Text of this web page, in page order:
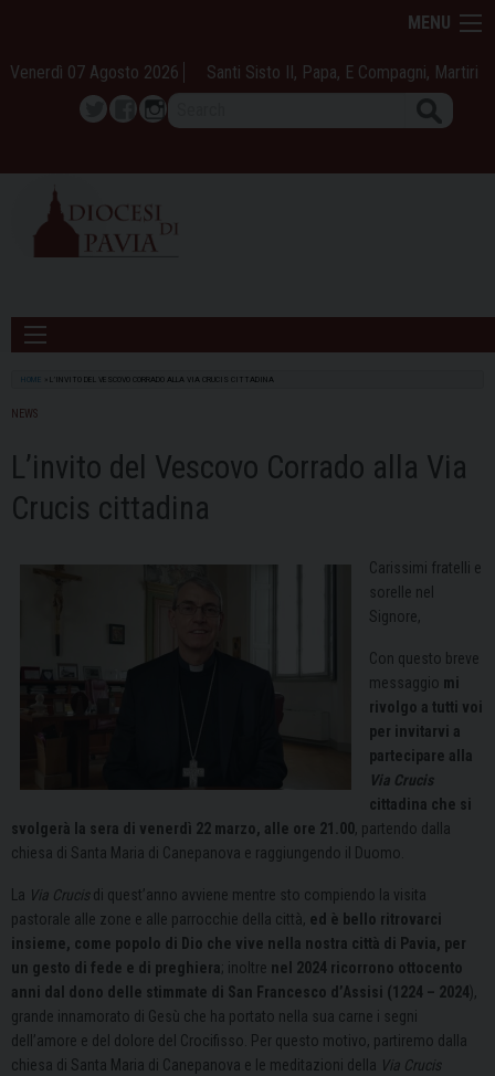
content
MENU
Venerdì 07 Agosto 2026 Santi Sisto II, Papa, E Compagni, Martiri
TwitterFacebook
Instagram
HOME L’INVITO DEL VESCOVO CORRADO ALLA VIA CRUCIS CITTADINA
NEWS
L’invito del Vescovo Corrado alla Via
Crucis cittadina
Carissimi fratelli e
sorelle nel
Signore,
Con questo breve
messaggio mi
rivolgo a tutti voi
per invitarvi a
partecipare alla
Via Crucis
cittadina che si
svolgerà la sera di venerdì 22 marzo, alle ore 21.00, partendo dalla
chiesa di Santa Maria di Canepanova e raggiungendo il Duomo.
La Via Crucisdi quest’anno avviene mentre sto compiendo la visita
pastorale alle zone e alle parrocchie della città, ed è bello ritrovarci
insieme, come popolo di Dio che vive nella nostra città di Pavia, per
un gesto di fede e di preghiera; inoltre nel 2024 ricorrono ottocento
anni dal dono delle stimmate di San Francesco d’Assisi (1224 – 2024 ),
grande innamorato di Gesù che ha portato nella sua carne i segni
dell’amore e del dolore del Crocifisso. Per questo motivo, partiremo dalla
chiesa di Santa Maria di Canepanova e le meditazioni della Via Crucis